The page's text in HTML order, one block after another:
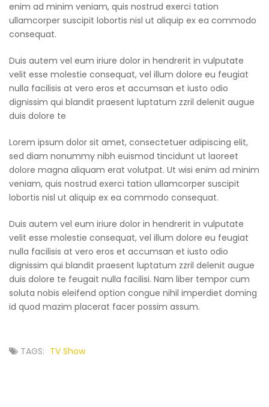
enim ad minim veniam, quis nostrud exerci tation
ullamcorper suscipit lobortis nisl ut aliquip ex ea commodo
consequat.
Duis autem vel eum iriure dolor in hendrerit in vulputate
velit esse molestie consequat, vel illum dolore eu feugiat
nulla facilisis at vero eros et accumsan et iusto odio
dignissim qui blandit praesent luptatum zzril delenit augue
duis dolore te
Lorem ipsum dolor sit amet, consectetuer adipiscing elit,
sed diam nonummy nibh euismod tincidunt ut laoreet
dolore magna aliquam erat volutpat. Ut wisi enim ad minim
veniam, quis nostrud exerci tation ullamcorper suscipit
lobortis nisl ut aliquip ex ea commodo consequat.
Duis autem vel eum iriure dolor in hendrerit in vulputate
velit esse molestie consequat, vel illum dolore eu feugiat
nulla facilisis at vero eros et accumsan et iusto odio
dignissim qui blandit praesent luptatum zzril delenit augue
duis dolore te feugait nulla facilisi. Nam liber tempor cum
soluta nobis eleifend option congue nihil imperdiet doming
id quod mazim placerat facer possim assum.
TAGS: TV Show